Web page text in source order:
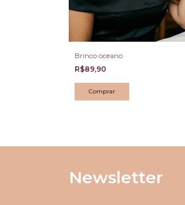
Brinco oceano
R$89,90
Newsletter